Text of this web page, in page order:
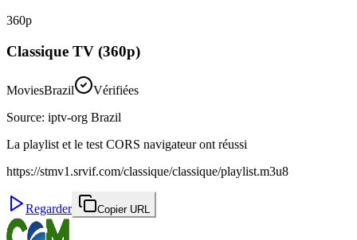
360p
Classique TV (360p)
MoviesBrazil
Vérifiées
Source: iptv-org Brazil
La playlist et le test CORS navigateur ont réussi
https://stmv1.srvif.com/classique/classique/playlist.m3u8
Regarder Copier URL